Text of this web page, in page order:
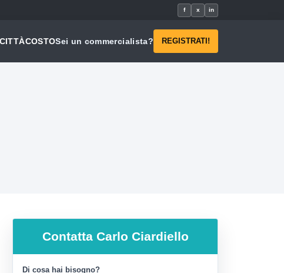
f x in
CITTÀCOSTOSei un commercialista? REGISTRATI!
Contatta Carlo Ciardiello
Di cosa hai bisogno?